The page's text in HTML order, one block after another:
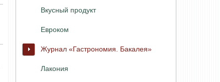
Вкусный продукт
Евроком
Журнал «Гастрономия. Бакалея»
Лакония